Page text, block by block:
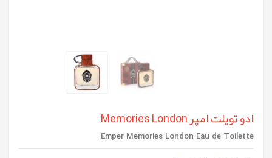
ادو تویلت امپر Memories London
Emper Memories London Eau de Toilette